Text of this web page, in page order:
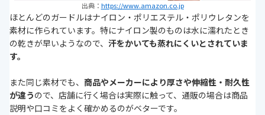
出典： https://www.amazon.co.jp
ほとんどのガードルはナイロン・ポリエステル・ポリウレタンを
素材に作られています。特にナイロン製のものは水に濡れたとき
の乾きが早いようなので、 汗をかいても蒸れにくいとされていま
す。
また同じ素材でも、 商品やメーカーにより厚さや伸縮性・耐久性
が違うので、店舗に行く場合は実際に触って、通販の場合は商品
説明や口コミをよく確かめるのがベターです。